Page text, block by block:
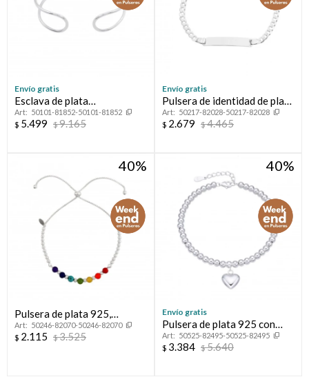
Envío gratis
Esclava de plata
925,CALADA.
50101-81852-50101-81852
$ 5.499 $9.165
Envío gratis
Pulsera de identidad de plata
925.50217-82028-50217-82028
$ 2.679 $4.465
40
Pulsera de plata 925,
CHAKRAS.
50246-82070-50246-82070
$ 2.115 $3.525
40
Envío gratis
Pulsera de plata 925 con
dije, CORAZON.
50525-82495-50525-82495
$ 3.384 $5.640